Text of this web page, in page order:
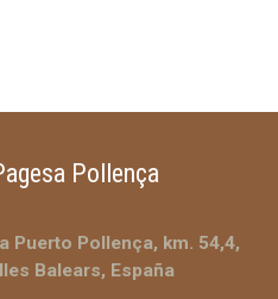
Pollença
Puerto Pollença, km. 54,4,
Balears, España